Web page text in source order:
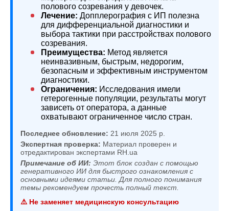
полового созревания у девочек.
Лечение: Допплерография с ИП полезна
для дифференциальной диагностики и
выбора тактики при расстройствах полового
созревания.
Преимущества: Метод является
неинвазивным, быстрым, недорогим,
безопасным и эффективным инструментом
диагностики.
Ограничения: Исследования имели
гетерогенные популяции, результаты могут
зависеть от оператора, а данные
охватывают ограниченное число стран.
Последнее обновление: 21 июля 2025 р.
Экспертная проверка: Материал проверен и
отредактирован экспертами RH.ua
Примечание об ИИ: Этот блок создан с помощью
генеративного ИИ для быстрого ознакомления с
основными идеями статьи. Для полного понимания
темы рекомендуем прочесть полный текст.
⚠️ Не заменяет медицинскую консультацию